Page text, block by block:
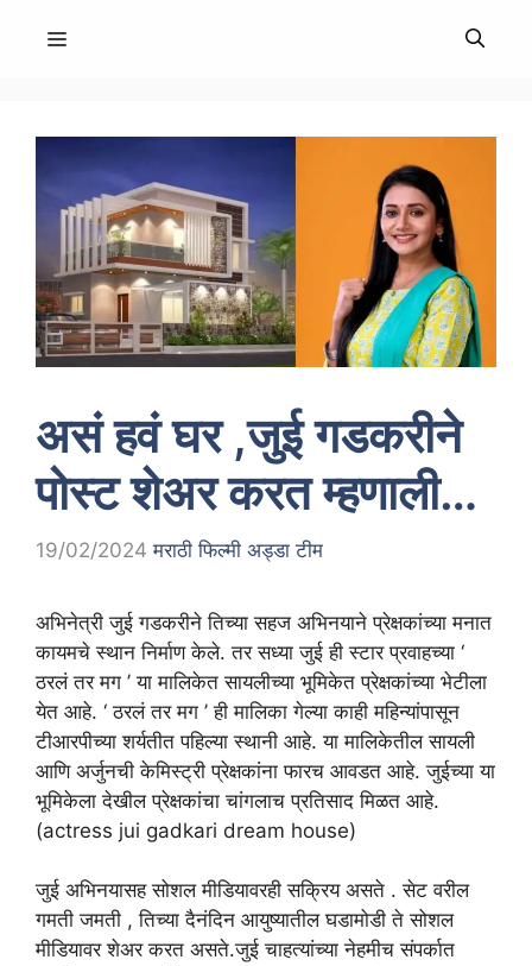
MENU
असं हवं घर ,जुई गडकरीने
पोस्ट शेअर करत म्हणाली…
19/02/2024 मराठी फिल्मी अड्डा टीम
अभिनेत्री जुई गडकरीने तिच्या सहज अभिनयाने प्रेक्षकांच्या मनात
कायमचे स्थान निर्माण केले. तर सध्या जुई ही स्टार प्रवाहच्या ‘
ठरलं तर मग ’ या मालिकेत सायलीच्या भूमिकेत प्रेक्षकांच्या भेटीला
येत आहे. ‘ ठरलं तर मग ’ ही मालिका गेल्या काही महिन्यांपासून
टीआरपीच्या शर्यतीत पहिल्या स्थानी आहे. या मालिकेतील सायली
आणि अर्जुनची केमिस्ट्री प्रेक्षकांना फारच आवडत आहे. जुईच्या या
भूमिकेला देखील प्रेक्षकांचा चांगलाच प्रतिसाद मिळत आहे.
(actress jui gadkari dream house)
जुई अभिनयासह सोशल मीडियावरही सक्रिय असते . सेट वरील
गमती जमती , तिच्या दैनंदिन आयुष्यातील घडामोडी ते सोशल
मीडियावर शेअर करत असते.जुई चाहत्यांच्या नेहमीच संपर्कात